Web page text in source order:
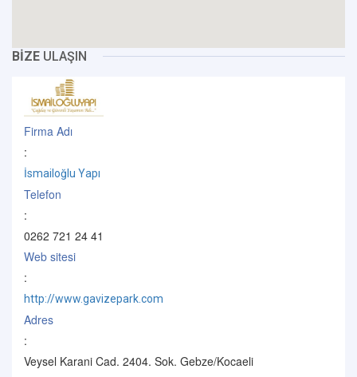
BİZE ULAŞIN
Firma Adı
:
İsmailoğlu Yapı
Telefon
:
0262 721 24 41
Web sitesi
:
http://www.gavizepark.com
Adres
:
Veysel Karani Cad. 2404. Sok. Gebze/Kocaeli